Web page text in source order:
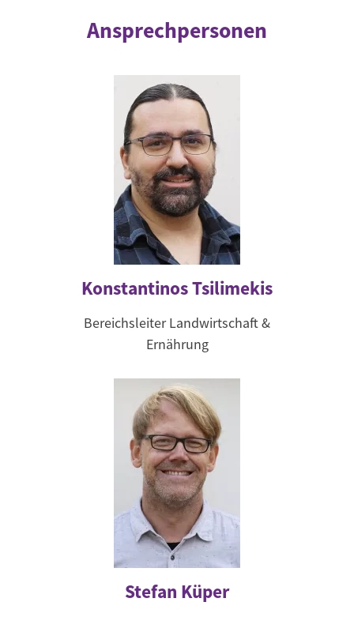
Ansprechpersonen
Konstantinos Tsilimekis
Bereichsleiter Landwirtschaft &
Ernährung
Stefan Küper